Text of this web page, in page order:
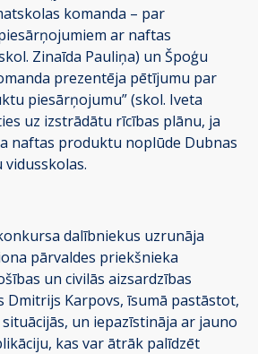
komanda – par
ar naftas
Zinaīda Pauliņa) un Špoģu
prezentēja pētījumu par
piesārņojumu” (skol. Iveta
uz izstrādātu rīcības plānu, ja
naftas produktu noplūde Dubnas
vidusskolas.
dalībniekus uzrunāja
pārvaldes priekšnieka
un civilās aizsardzības
Dmitrijs Karpovs, īsumā pastāstot,
un iepazīstināja ar jauno
kas var ātrāk palīdzēt